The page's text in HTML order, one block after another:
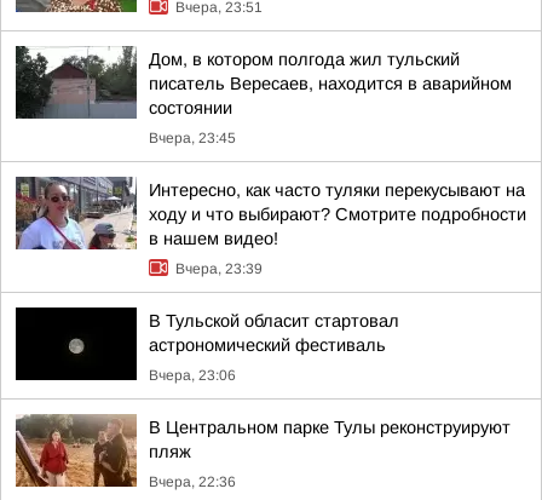
Вчера, 23:51
Дом, в котором полгода жил тульский
писатель Вересаев, находится в аварийном
состоянии
Вчера, 23:45
Интересно, как часто туляки перекусывают на
ходу и что выбирают? Смотрите подробности
в нашем видео!
Вчера, 23:39
В Тульской обласит стартовал
астрономический фестиваль
Вчера, 23:06
В Центральном парке Тулы реконструируют
пляж
Вчера, 22:36